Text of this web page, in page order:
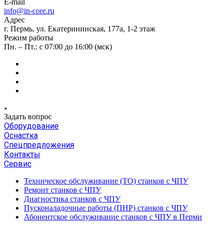
E-mail
info@in-core.ru
Адрес
г. Пермь, ул. ​Екатерининская, 177а, ​1-2 этаж
Режим работы
Пн. – Пт.: с 07:00 до 16:00 (мск)
Задать вопрос
Оборудование
Оснастка
Спецпредложения
Контакты
Сервис
Техническое обслуживание (ТО) станков с ЧПУ
Ремонт станков с ЧПУ
Диагностика станков с ЧПУ
Пусконаладочные работы (ПНР) станков с ЧПУ
Абонентское обслуживание станков с ЧПУ в Перми